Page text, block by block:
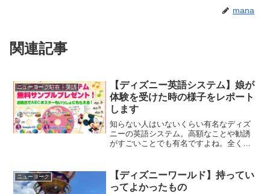
mana
関連記事
ニューヨーク駐在・英語
【ディズニー英語システム】娘が
体験を受けた時の様子をレポート
します
知らない人はいないくらい有名なディズ
ニーの英語システム。高額なことや勧誘
がすごいことでも有名ですよね。全く興
を受けて入会するまでのことについて書
いています。
ニューヨーク
【ディズニーワールド】持ってい
ってよかったもの